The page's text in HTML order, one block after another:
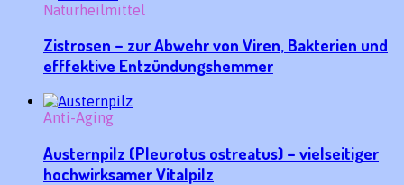
Naturheilmittel
Zistrosen – zur Abwehr von Viren, Bakterien und
efffektive Entzündungshemmer
Anti-Aging
Austernpilz (Pleurotus ostreatus) – vielseitiger
hochwirksamer Vitalpilz